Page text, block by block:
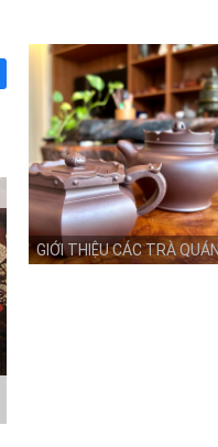
GIỚI THIỆU CÁC TRÀ